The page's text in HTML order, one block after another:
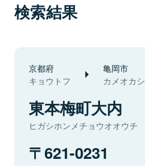
検索結果
京都府
キョウトフ
亀岡市
カメオカシ
東本梅町大内
ヒガシホンメチョウオオウチ
621-0231